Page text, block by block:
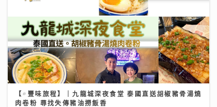
【#豐味旅程】｜九龍城深夜食堂 泰國直送胡椒豬骨湯燒
肉卷粉 尋找失傳豬油撈飯香